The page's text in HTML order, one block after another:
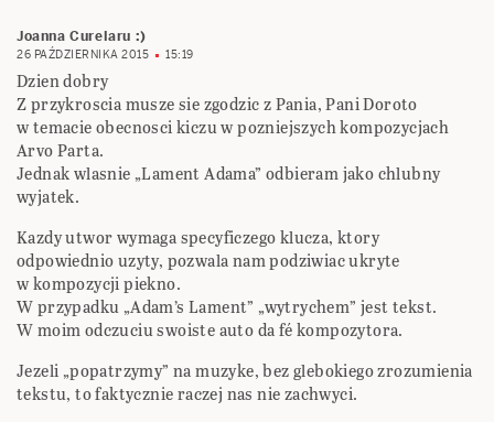
Joanna Curelaru :)
26 PAŹDZIERNIKA 2015 15:19
Dzien dobry
Z przykroscia musze sie zgodzic z Pania, Pani Doroto
w temacie obecnosci kiczu w pozniejszych kompozycjach
Arvo Parta.
Jednak wlasnie „Lament Adama” odbieram jako chlubny
wyjatek.
Kazdy utwor wymaga specyficzego klucza, ktory
odpowiednio uzyty, pozwala nam podziwiac ukryte
w kompozycji piekno.
W przypadku „Adam’s Lament” „wytrychem” jest tekst.
W moim odczuciu swoiste auto da fé kompozytora.
Jezeli „popatrzymy” na muzyke, bez glebokiego zrozumienia
tekstu, to faktycznie raczej nas nie zachwyci.